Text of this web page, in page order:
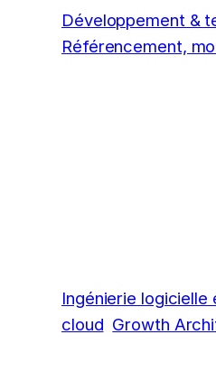
Développement &
Référencement,
Ingénierie
cloud Growth